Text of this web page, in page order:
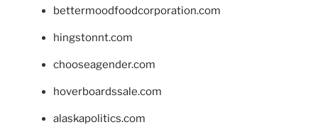
bettermoodfoodcorporation.com
hingstonnt.com
chooseagender.com
hoverboardssale.com
alaskapolitics.com